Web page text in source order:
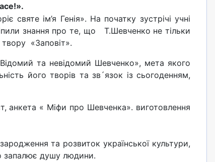
святе ім’я Генія». На початку зустрічі учні
знання про те, що Т.Шевченко не тільки
«Заповіт».
та невідомий Шевченко», мета якого
його творів та зв´язок із сьогоденням,
анкета « Міфи про Шевченка». виготовлення
та розвиток української культури,
запалює душу людини.